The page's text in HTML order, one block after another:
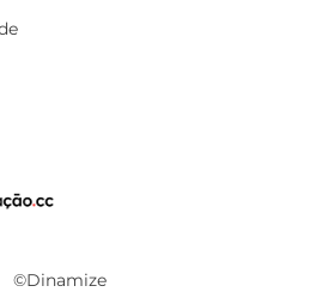
©Dinamize